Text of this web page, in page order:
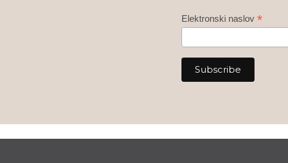
Elektronski naslov *